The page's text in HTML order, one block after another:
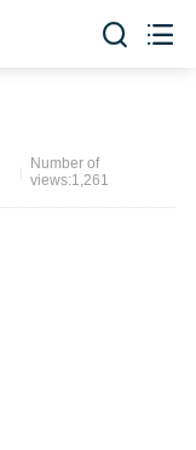
 
Number of
views:1,261